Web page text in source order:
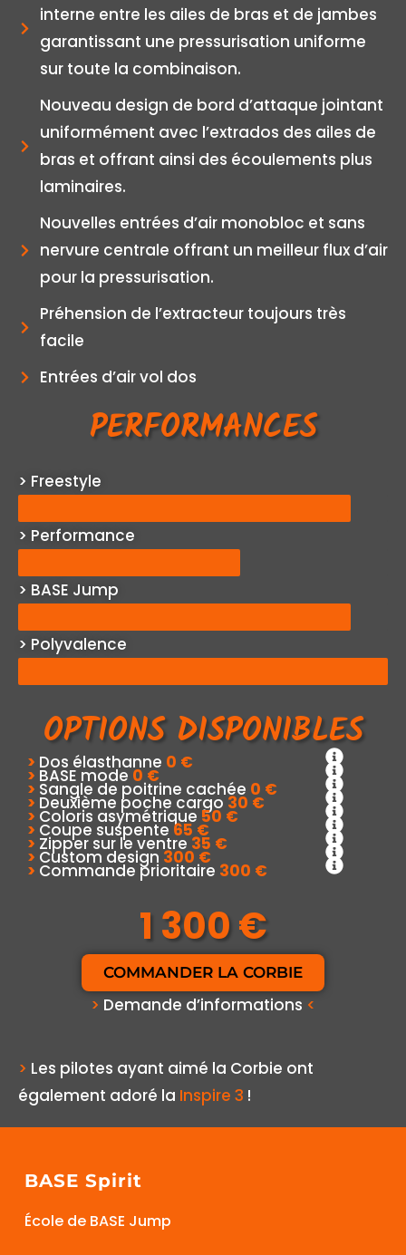
interne entre les ailes de bras et de jambes
garantissant une pressurisation uniforme
sur toute la combinaison.
Nouveau design de bord d’attaque jointant
uniformément avec l’extrados des ailes de
bras et offrant ainsi des écoulements plus
laminaires.
Nouvelles entrées d’air monobloc et sans
nervure centrale offrant un meilleur flux d’air
pour la pressurisation.
Préhension de l’extracteur toujours très
facile
Entrées d’air vol dos
PERFORMANCES
> Freestyle
> Performance
> BASE Jump
> Polyvalence
OPTIONS DISPONIBLES
> Dos élasthanne 0 €
> BASE mode 0 €
> Sangle de poitrine cachée 0 €
> Deuxième poche cargo 30 €
> Coloris asymétrique 50 €
> Coupe suspente 65 €
> Zipper sur le ventre 35 €
> Custom design 300 €
> Commande prioritaire 300 €
1 300 €
COMMANDER LA CORBIE
> Demande d’informations <
> Les pilotes ayant aimé la Corbie ont
également adoré la Inspire 3 !
BASE Spirit
École de BASE Jump